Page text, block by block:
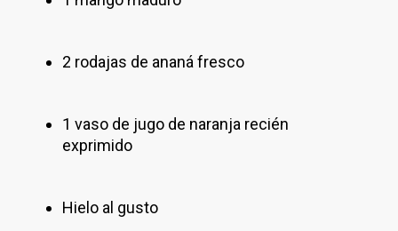
2 rodajas de ananá fresco
1 vaso de jugo de naranja recién
exprimido
Hielo al gusto